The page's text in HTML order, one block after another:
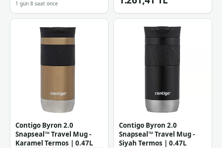
1 gün 8 saat önce
Contigo Byron 2.0
Snapseal™ Travel Mug -
Karamel Termos | 0.47L
Contigo Byron 2.0
Snapseal™ Travel Mug -
Siyah Termos | 0.47L